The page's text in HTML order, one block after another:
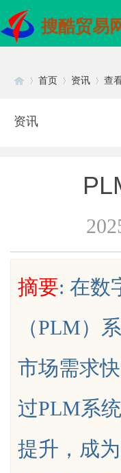
搜酷贸易
uz
首页 资讯 查
资讯
摘要: 在数
（PLM）
市场需求
过PLM系
提升，成